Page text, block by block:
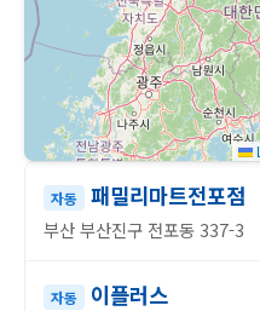
자동 패밀리마트전포점
부산 부산진구 전포동 337-3
자동 이플러스